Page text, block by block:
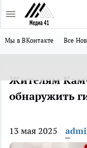
Мы в ВКонтакте Все
Жителям
обнаружить
13 мая 2025